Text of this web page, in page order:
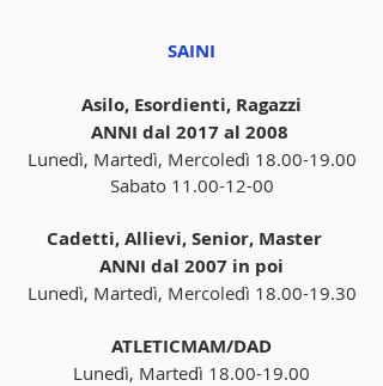
SAINI
Asilo, Esordienti, Ragazzi
ANNI dal 2017 al 2008
Lunedì, Martedì, Mercoledì 18.00-19.00
Sabato 11.00-12-00
Cadetti, Allievi, Senior, Master
ANNI dal 2007 in poi
Lunedì, Martedì, Mercoledì 18.00-19.30
ATLETICMAM/DAD
Lunedì, Martedì 18.00-19.00